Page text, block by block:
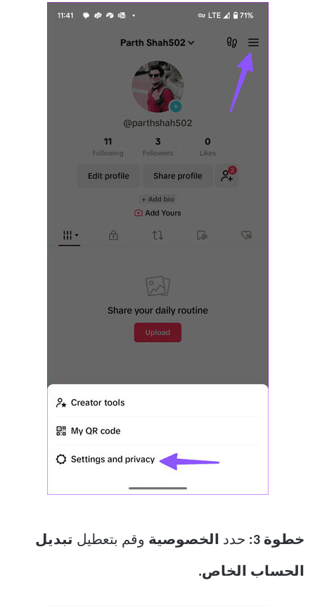
خطوة 3: حدد الخصوصية وقم بتعطيل تبديل
الحساب الخاص.